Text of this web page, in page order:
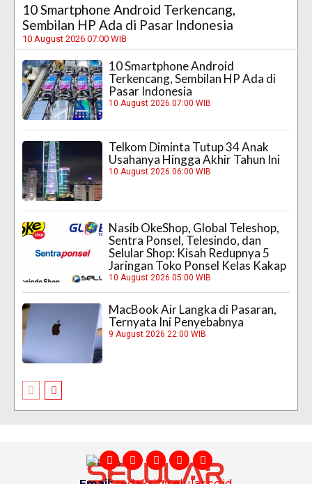
10 Smartphone Android Terkencang,
Sembilan HP Ada di Pasar Indonesia
10 August 2026 07:00 WIB
10 Smartphone Android
Terkencang, Sembilan HP Ada di
Pasar Indonesia
10 August 2026 07:00 WIB
Telkom Diminta Tutup 34 Anak
Usahanya Hingga Akhir Tahun Ini
10 August 2026 06:00 WIB
Nasib OkeShop, Global Teleshop,
Sentra Ponsel, Telesindo, dan
Selular Shop: Kisah Redupnya 5
Jaringan Toko Ponsel Kelas Kakap
10 August 2026 05:00 WIB
MacBook Air Langka di Pasaran,
Ternyata Ini Penyebabnya
9 August 2026 22:00 WIB